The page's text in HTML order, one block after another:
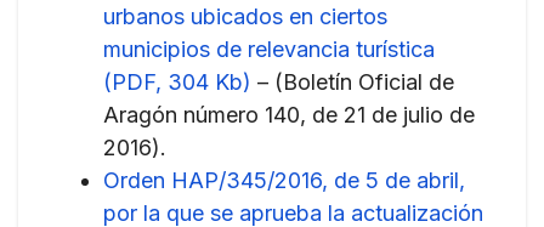
urbanos ubicados en ciertos
municipios de relevancia turística
(PDF, 304 Kb) – (Boletín Oficial de
Aragón número 140, de 21 de julio de
2016).
Orden HAP/345/2016, de 5 de abril,
por la que se aprueba la actualización